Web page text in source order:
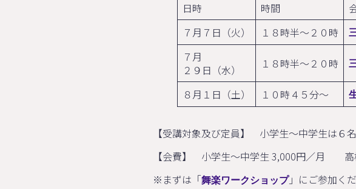
日時 時間
７月７日（火）
１８時半～２０時
７月
２９日（水）
１８時半～２０時
８月１日（土） １０時４５分～
【受講対象及び定員】 小学生～中学生は６
【会費】 小学生～中学生 3,000円／月 高
※まずは「舞楽ワークショップ」にご参加く